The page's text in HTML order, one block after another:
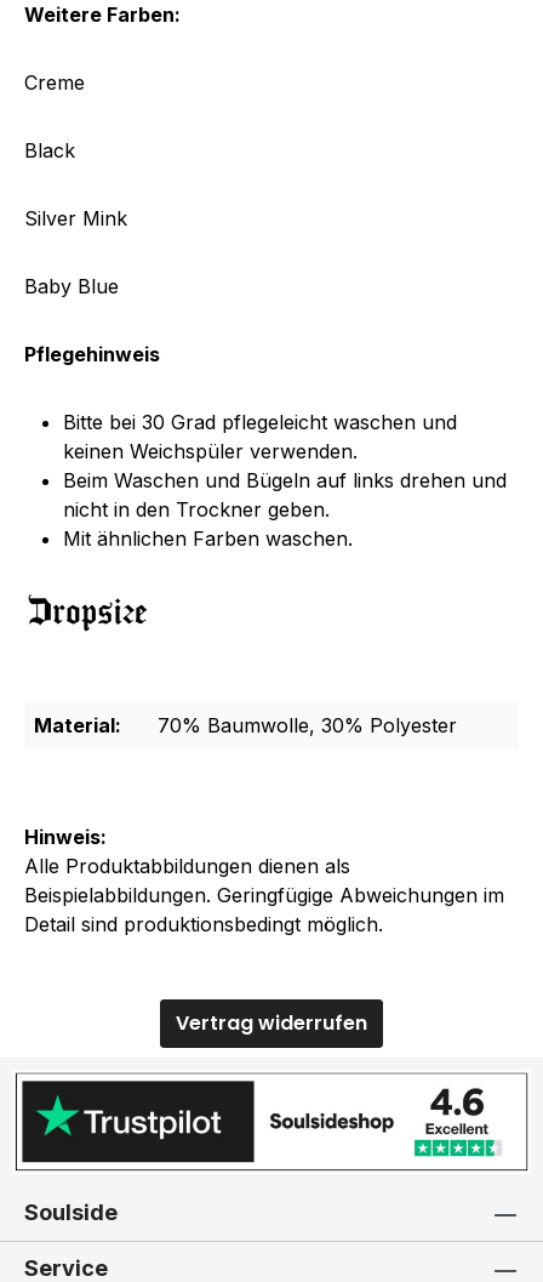
Hinweis:
Alle Produktabbildungen dienen als
Beispielabbildungen. Geringfügige Abweichungen im
Detail sind produktionsbedingt möglich.
Weitere Farben:
Creme
Black
Silver Mink
Baby Blue
Pflegehinweis
Bitte bei 30 Grad pflegeleicht waschen und
keinen Weichspüler verwenden.
Beim Waschen und Bügeln auf links drehen und
nicht in den Trockner geben.
Mit ähnlichen Farben waschen.
Material: 70% Baumwolle, 30% Polyester
Vertrag widerrufen
Soulside
Service